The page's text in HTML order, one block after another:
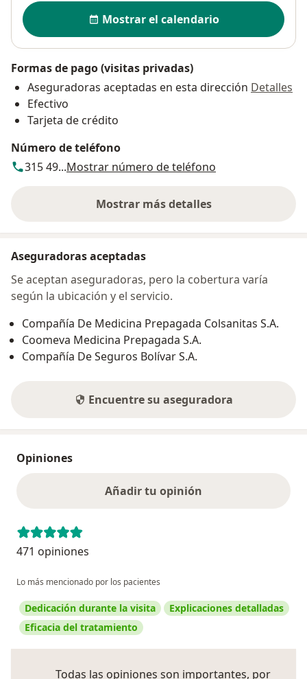
Disponibilidad
Mostrar el calendario
Formas de pago (visitas privadas)
Aseguradoras aceptadas en esta dirección Detalles
Efectivo
Tarjeta de crédito
Número de teléfono
315 49...Mostrar número de teléfono
Mostrar más detalles
sobre la dirección
Aseguradoras aceptadas
Se aceptan aseguradoras, pero la cobertura varía
según la ubicación y el servicio.
Compañía De Medicina Prepagada Colsanitas S.A.
Coomeva Medicina Prepagada S.A.
Compañía De Seguros Bolívar S.A.
Encuentre su aseguradora
Opiniones
Añadir tu opinión
471 opiniones
Lo más mencionado por los pacientes
Dedicación durante la visita
Explicaciones detalladas
Eficacia del tratamiento
Todas las opiniones son importantes, por